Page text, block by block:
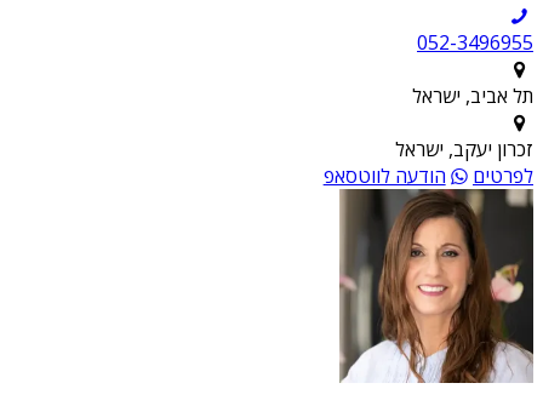
052-3496955
תל אביב, ישראל
זכרון יעקב, ישראל
לפרטים
הודעה לווטסאפ